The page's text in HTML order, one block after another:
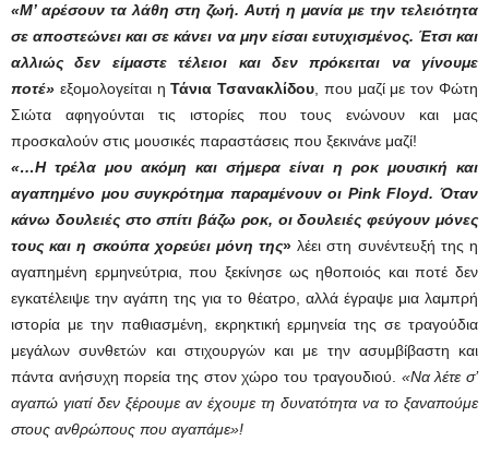
«Μ’ αρέσουν τα λάθη στη ζωή. Αυτή η μανία με την τελειότητα
σε αποστεώνει και σε κάνει να μην είσαι ευτυχισμένος. Έτσι και
αλλιώς δεν είμαστε τέλειοι και δεν πρόκειται να γίνουμε
ποτέ» εξομολογείται ηΤάνια Τσανακλίδου, που μαζί με τον Φώτη
Σιώτα αφηγούνται τις ιστορίες που τους ενώνουν και μας
προσκαλούν στις μουσικές παραστάσεις που ξεκινάνε μαζί!
«…Η τρέλα μου ακόμη και σήμερα είναι η ροκ μουσική και
αγαπημένο μου συγκρότημα παραμένουν οι Pink Floyd. Όταν
κάνω δουλειές στο σπίτι βάζω ροκ, οι δουλειές φεύγουν μόνες
τους και η σκούπα χορεύει μόνη της» λέει στη συνέντευξή της η
αγαπημένη ερμηνεύτρια, που ξεκίνησε ως ηθοποιός και ποτέ δεν
εγκατέλειψε την αγάπη της για το θέατρο, αλλά έγραψε μια λαμπρή
ιστορία με την παθιασμένη, εκρηκτική ερμηνεία της σε τραγούδια
μεγάλων συνθετών και στιχουργών και με την ασυμβίβαστη και
πάντα ανήσυχη πορεία της στον χώρο του τραγουδιού. «Να λέτε σ’
αγαπώ γιατί δεν ξέρουμε αν έχουμε τη δυνατότητα να το ξαναπούμε
στους ανθρώπους που αγαπάμε»!